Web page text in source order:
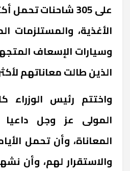
الأغذية، والمستلزمات
وسيارات الإسعاف
الذين طالت معاناتهم لأكثر من
واختتم رئيس الوزراء
المولى عز وجل
المعاناة، وأن تحمل
والاستقرار لهم، وأن